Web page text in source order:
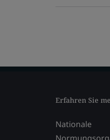
Erfahren Sie
Nationale